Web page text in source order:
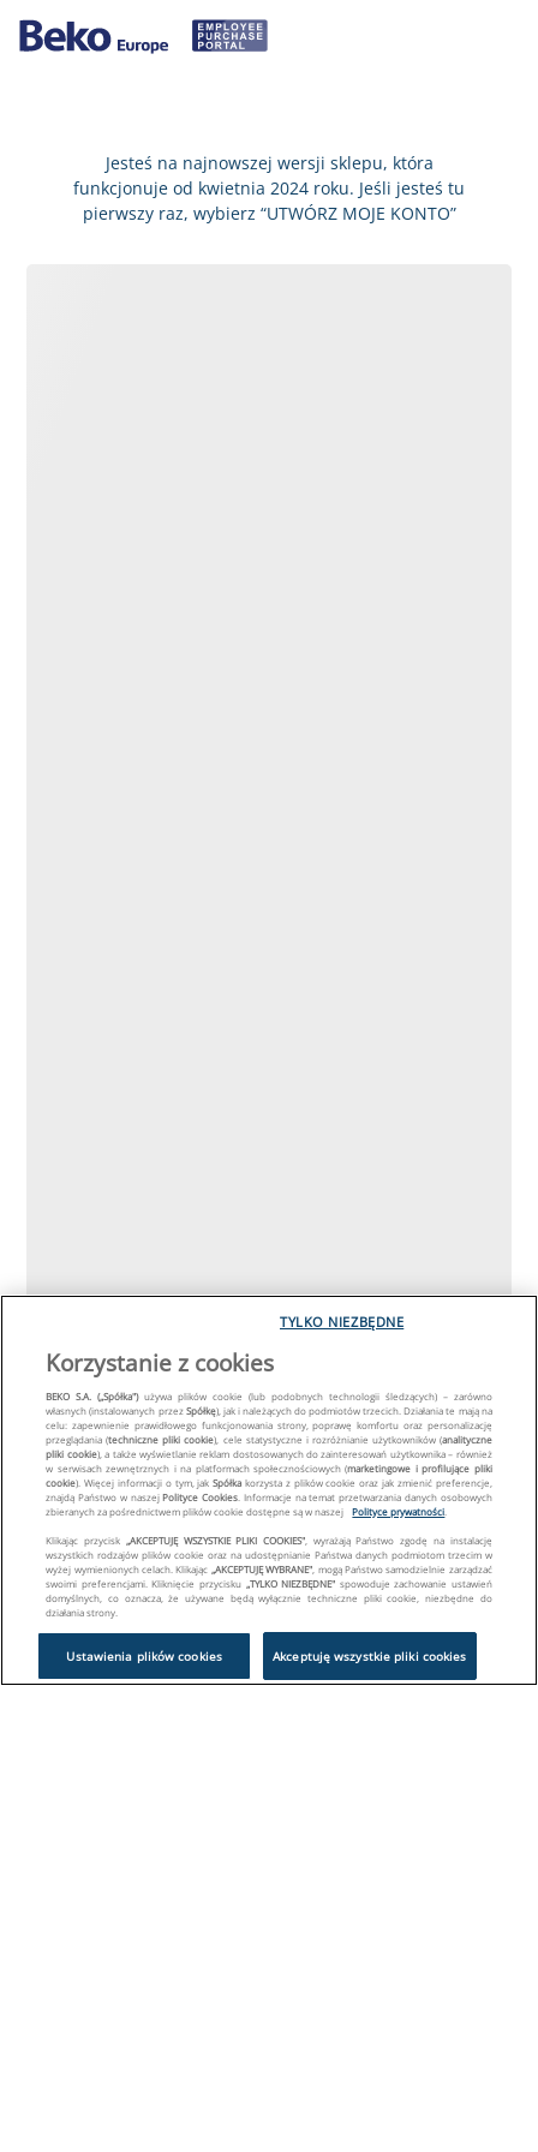
Jesteś na najnowszej wersji sklepu, która
funkcjonuje od kwietnia 2024 roku. Jeśli jesteś tu
pierwszy raz, wybierz “UTWÓRZ MOJE KONTO”
Korzystanie z cookies
BEKO S.A. („Spółka")używa plików cookie (lub podobnych technologii śledzących) – zarówno
własnych (instalowanych przezSpółkę), jak i należących do podmiotów trzecich. Działania te mają na
celu: zapewnienie prawidłowego funkcjonowania strony, poprawę komfortu oraz personalizację
przeglądania (techniczne pliki cookie), cele statystyczne i rozróżnianie użytkowników (analityczne
pliki cookie), a także wyświetlanie reklam dostosowanych do zainteresowań użytkownika – również
w serwisach zewnętrznych i na platformach społecznościowych (marketingowe i profilujące pliki
cookie). Więcej informacji o tym, jakSpółka korzysta z plików cookie oraz jak zmienić preferencje,
znajdą Państwo w naszejPolityce Cookies . Informacje na temat przetwarzania danych osobowych
zbieranych za pośrednictwem plików cookie dostępne są w naszej
Polityce prywatności
Klikając przycisk „AKCEPTUJĘ WSZYSTKIE PLIKI COOKIES" , wyrażają Państwo zgodę na instalację
wszystkich rodzajów plików cookie oraz na udostępnianie Państwa danych podmiotom trzecim w
wyżej wymienionych celach. Klikając „AKCEPTUJĘ WYBRANE" , mogą Państwo samodzielnie zarządzać
swoimi preferencjami. Kliknięcie przycisku „TYLKO NIEZBĘDNE" spowoduje zachowanie ustawień
domyślnych, co oznacza, że używane będą wyłącznie techniczne pliki cookie, niezbędne do
działania strony.
Ustawienia plików cookies Akceptuję wszystkie pliki cookies
TYLKO NIEZBĘDNE